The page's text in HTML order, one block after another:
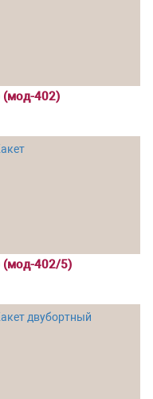
(мод-402)
(мод-402/5)